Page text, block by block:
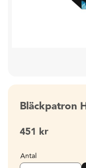
Bläckpatron
451 kr
Antal